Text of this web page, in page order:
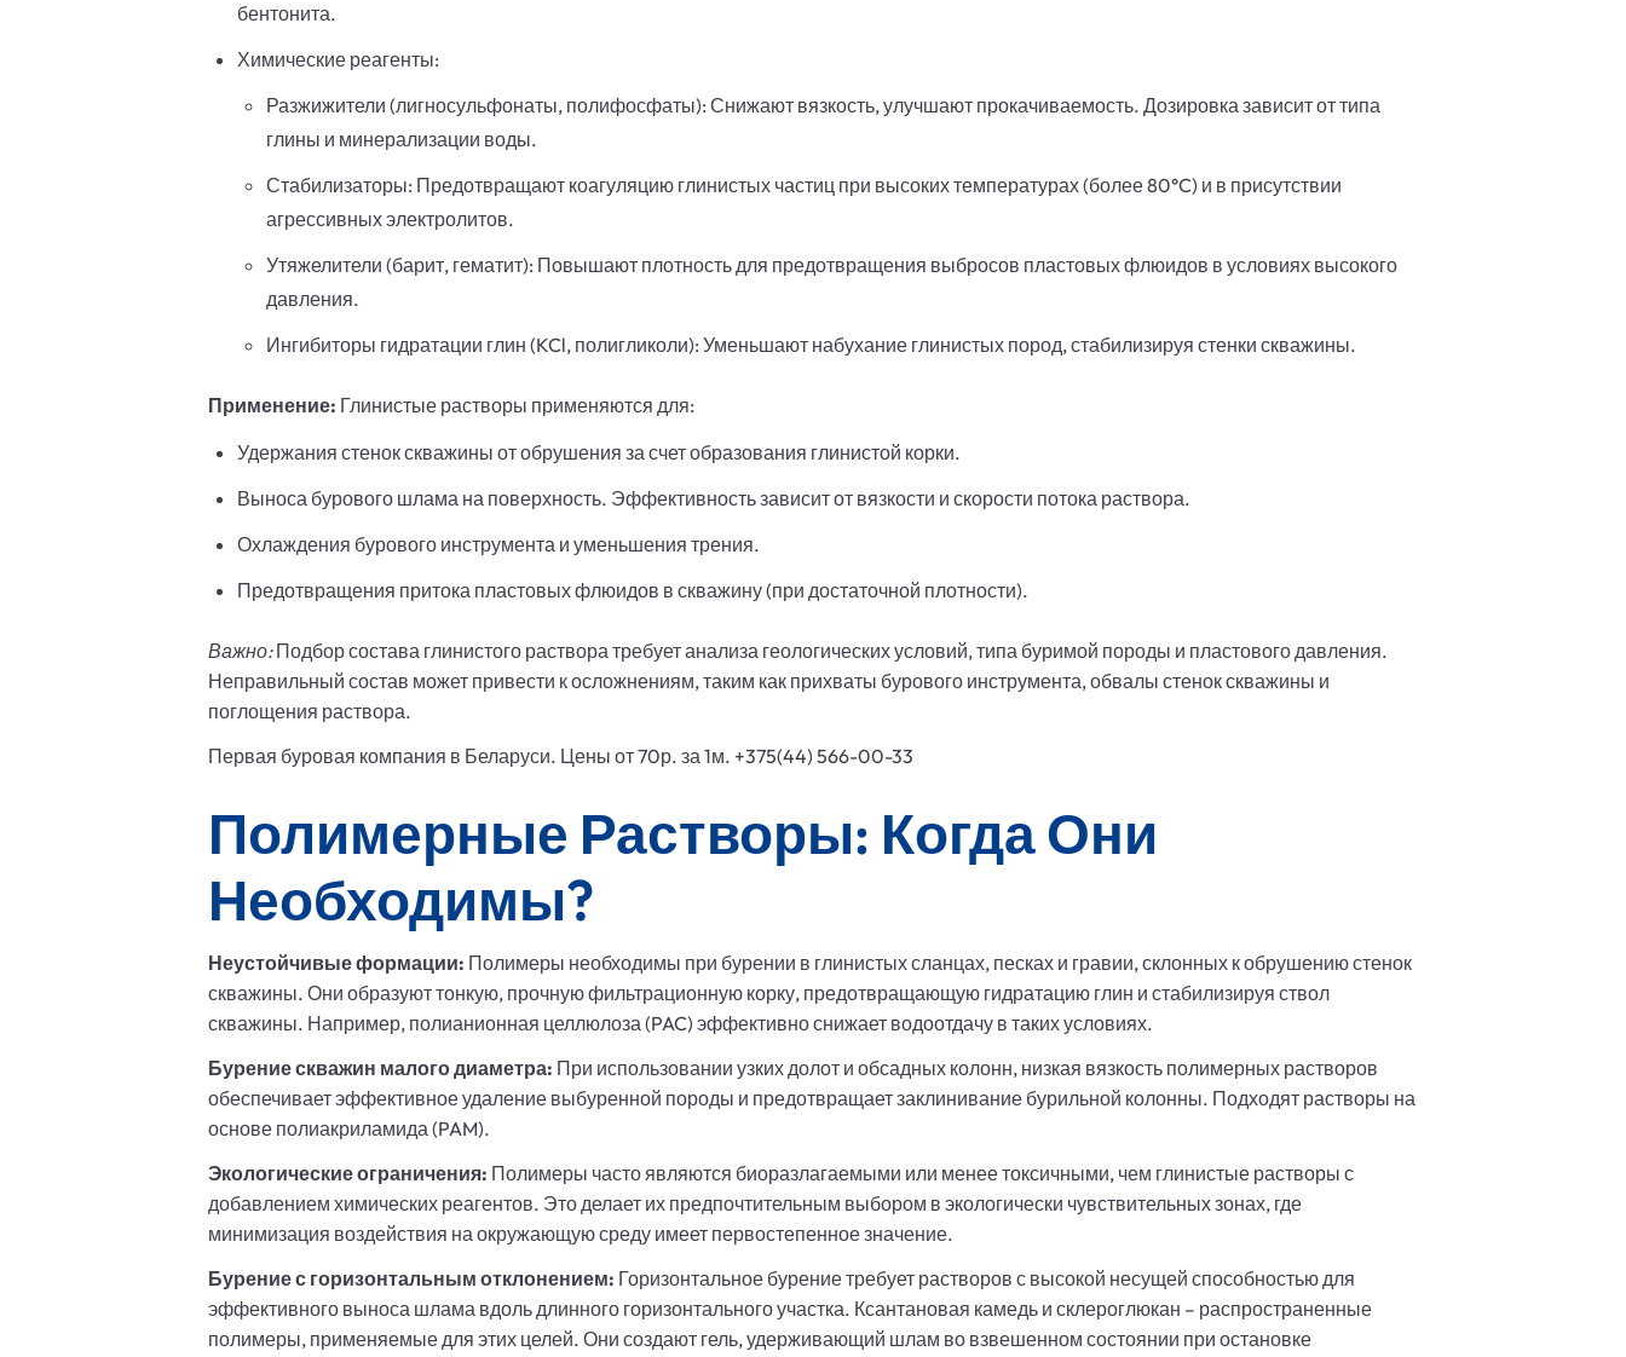
бентонита.
Химические реагенты:
Разжижители (лигносульфонаты, полифосфаты): Снижают вязкость, улучшают прокачиваемость. Дозировка зависит от типа
глины и минерализации воды.
Стабилизаторы: Предотвращают коагуляцию глинистых частиц при высоких температурах (более 80°C) и в присутствии
агрессивных электролитов.
Утяжелители (барит, гематит): Повышают плотность для предотвращения выбросов пластовых флюидов в условиях высокого
давления.
Ингибиторы гидратации глин (KCl, полигликоли): Уменьшают набухание глинистых пород, стабилизируя стенки скважины.
Применение: Глинистые растворы применяются для:
Удержания стенок скважины от обрушения за счет образования глинистой корки.
Выноса бурового шлама на поверхность. Эффективность зависит от вязкости и скорости потока раствора.
Охлаждения бурового инструмента и уменьшения трения.
Предотвращения притока пластовых флюидов в скважину (при достаточной плотности).
Важно:Подбор состава глинистого раствора требует анализа геологических условий, типа буримой породы и пластового давления.
Неправильный состав может привести к осложнениям, таким как прихваты бурового инструмента, обвалы стенок скважины и
поглощения раствора.
Первая буровая компания в Беларуси. Цены от 70р. за 1м. +375(44) 566-00-33
Полимерные Растворы: Когда Они
Необходимы?
Неустойчивые формации: Полимеры необходимы при бурении в глинистых сланцах, песках и гравии, склонных к обрушению стенок
скважины. Они образуют тонкую, прочную фильтрационную корку, предотвращающую гидратацию глин и стабилизируя ствол
скважины. Например, полианионная целлюлоза (PAC) эффективно снижает водоотдачу в таких условиях.
Бурение скважин малого диаметра: При использовании узких долот и обсадных колонн, низкая вязкость полимерных растворов
обеспечивает эффективное удаление выбуренной породы и предотвращает заклинивание бурильной колонны. Подходят растворы на
основе полиакриламида (PAM).
Экологические ограничения: Полимеры часто являются биоразлагаемыми или менее токсичными, чем глинистые растворы с
добавлением химических реагентов. Это делает их предпочтительным выбором в экологически чувствительных зонах, где
минимизация воздействия на окружающую среду имеет первостепенное значение.
Бурение с горизонтальным отклонением: Горизонтальное бурение требует растворов с высокой несущей способностью для
эффективного выноса шлама вдоль длинного горизонтального участка. Ксантановая камедь и склероглюкан – распространенные
полимеры, применяемые для этих целей. Они создают гель, удерживающий шлам во взвешенном состоянии при остановке